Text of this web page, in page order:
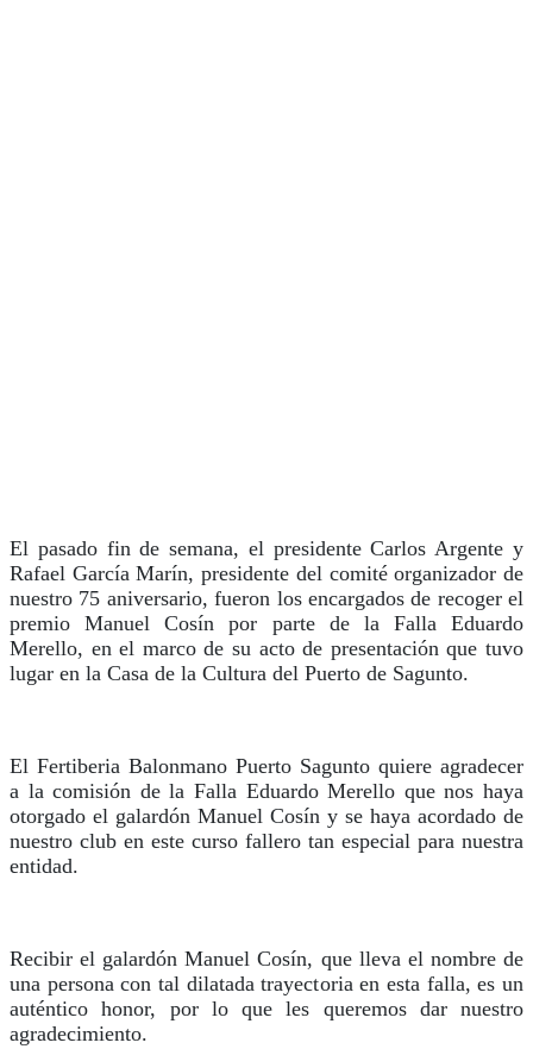
El pasado fin de semana, el presidente Carlos Argente y
Rafael García Marín, presidente del comité organizador de
nuestro 75 aniversario, fueron los encargados de recoger el
premio Manuel Cosín por parte de la Falla Eduardo
Merello, en el marco de su acto de presentación que tuvo
lugar en la Casa de la Cultura del Puerto de Sagunto.
El Fertiberia Balonmano Puerto Sagunto quiere agradecer
a la comisión de la Falla Eduardo Merello que nos haya
otorgado el galardón Manuel Cosín y se haya acordado de
nuestro club en este curso fallero tan especial para nuestra
entidad.
Recibir el galardón Manuel Cosín, que lleva el nombre de
una persona con tal dilatada trayectoria en esta falla, es un
auténtico honor, por lo que les queremos dar nuestro
agradecimiento.